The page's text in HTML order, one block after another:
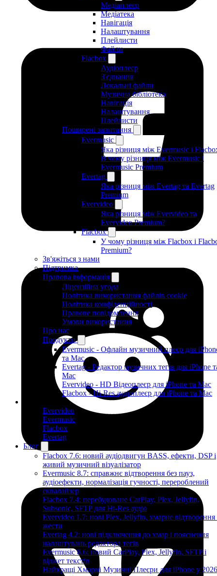
Медіаплеєр
Медіатека
Навігація
Налаштування
Плейлисти
Файли
Flacbox
Аудіоплеєр
З'єднання
Локальні файли
Музична бібліотека
Навігація
Налаштування
Плейлисти
Поширені запитання
Evermusic
Яка різниця між Evermusic і
В чому різниця між Evermusic і
Evermusic Premium
Evertag
Яка різниця між Evertag та Evertag
Premium
Evervideo
Яка різниця між Evervideo та
Evervideo Premium?
Flacbox
У чому різниця між Flacbox і
Premium?
Зв'яжіться з нами
Підтримка
Правова інформація
Ліцензійна угода
Політика використання файлів cookie
Політика конфіденційності
Правове повідомлення
Умови використання
Про нас
Продукти
Evermusic - Офлайн музичний плеєр для
та Mac
Evertag - Редактор музичних тегів для iPhone
Mac
Evervideo - HD Відеоплеєр для iPhone та Mac
Flacbox - Hi-Res аудіоплеєр для iPhone та Mac
Evervideo
Evermusic
Flacbox
Evertag
Блог
Flacbox 7.6: новий аудіодвигун BASS, ефекти, DSP і
живий музичний візуалізатор
Evermusic 8.7: справжнє відтворення без пауз,
аудіоефекти, нормалізація гучності, перероблений
еквалайзер
Flacbox 7.4: перебудоване CarPlay, Plex, Jellyfin,
Subsonic, SFTP для Hi-Res аудіо
Evervideo 1.7: нові Plex, Jellyfin, хмарне відтворення
жести
Evertag 4.2: нові підключення до хмар і пояснення
налаштувань редактора тегів
Evermusic 8.6: новий CarPlay, Plex, Jellyfin, SFTP і
віджет текстів
Найкращі Хмарні Музичні Плеєри для iPhone у 2026